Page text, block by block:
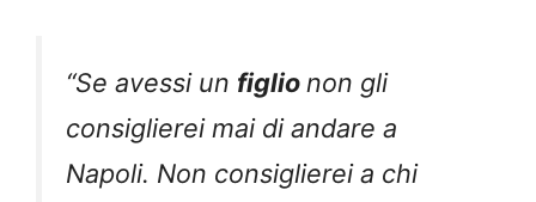
“Se avessi un figlionon gli
consiglierei mai di andare a
Napoli. Non consiglierei a chi